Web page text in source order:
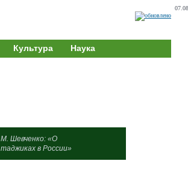
Культура Наука
М. Шевченко: «О
таджиках в России»